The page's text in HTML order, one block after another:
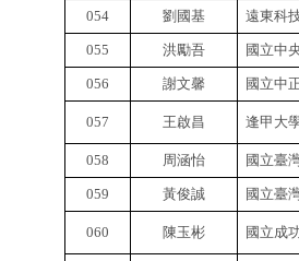
054
劉國基 遠東科
055 洪勵吾 國立中
056 謝文馨 國立中
057 王啟昌 逢甲大
058 周涵怡 國立臺
059 黃俊誠 國立臺
060 陳玉彬 國立成